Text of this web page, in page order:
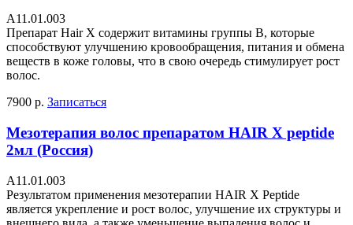
А11.01.003
Препарат Hair X содержит витамины группы В, которые
способствуют улучшению кровообращения, питания и обмена
веществ в коже головы, что в свою очередь стимулирует рост
волос.
7900 р. Записаться
Мезотерапия волос препаратом HAIR X peptide
2мл (Россия)
А11.01.003
Результатом применения мезотерапии HAIR X Peptide
является укрепление и рост волос, улучшение их структуры и